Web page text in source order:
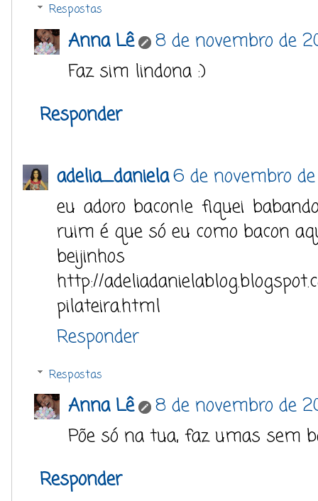
Respostas
Anna Lê
8 de novembro de
Faz sim lindona :)
Responder
adelia_daniela6 de novembro
eu adoro bacon!e fiquei
ruim é que só eu como bacon
beijinhos
http://
pilateira.html
Responder
Respostas
Anna Lê
8 de novembro de
Põe só na tua, faz umas sem
Responder